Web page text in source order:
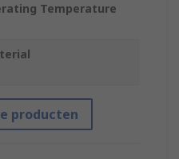
Temperature
producten